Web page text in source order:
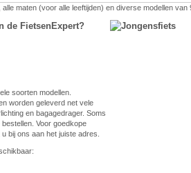
maten (voor alle leeftijden) en diverse modellen van
de FietsenExpert?
soorten modellen.
worden geleverd net vele
en bagagedrager. Soms
Voor goedkope
bij ons aan het juiste adres.